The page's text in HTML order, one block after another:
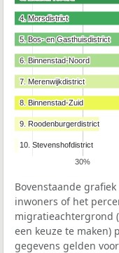
30%
4. Morsdistrict
4. Morsdistrict
5. Bos- en Gasthuisdistrict
5. Bos- en Gasthuisdistrict
6. Binnenstad-Noord
6. Binnenstad-Noord
7. Merenwijkdistrict
7. Merenwijkdistrict
8. Binnenstad-Zuid
8. Binnenstad-Zuid
9. Roodenburgerdistrict
9. Roodenburgerdistrict
10. Stevenshofdistrict
10. Stevenshofdistrict
Bovenstaande
inwoners of het
migratieachtergrond
een keuze te maken)
gegevens gelden